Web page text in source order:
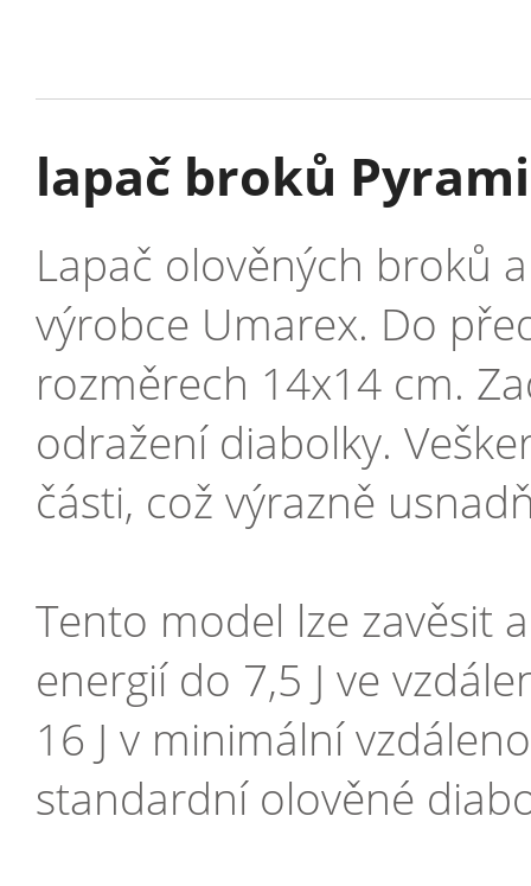
lapač broků
Lapač olověných broků
výrobce Umarex. Do
rozměrech 14x14 cm.
odražení diabolky.
části, což výrazně
Tento model lze zavěsit
energií do 7,5 J ve
16 J v minimální
standardní olověné